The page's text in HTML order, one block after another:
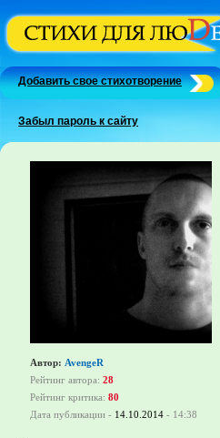
Добавить свое стихотворение
Забыл пароль к сайту
Автор: AvengeR
Рейтинг автора: 28
Рейтинг критика: 80
Дата публикации - 14.10.2014 - 14:38